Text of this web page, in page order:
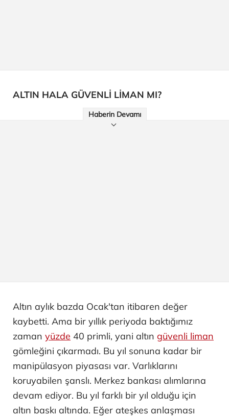
ALTIN HALA GÜVENLİ LİMAN MI?
Haberin Devamı
Altın aylık bazda Ocak'tan itibaren değer
kaybetti. Ama bir yıllık periyoda baktığımız
zaman yüzde 40 primli, yani altın güvenli liman
gömleğini çıkarmadı. Bu yıl sonuna kadar bir
manipülasyon piyasası var. Varlıklarını
koruyabilen şanslı. Merkez bankası alımlarına
devam ediyor. Bu yıl farklı bir yıl olduğu için
altın baskı altında. Eğer ateşkes anlaşması